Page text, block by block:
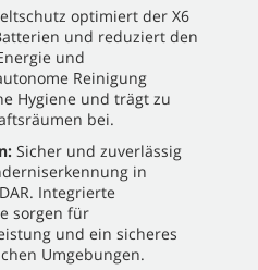
optimiert der X6
und reduziert den
und
Reinigung
Hygiene und trägt zu
bei.
Sicher und zuverlässig
in
Integrierte
sorgen für
und ein sicheres
Umgebungen.